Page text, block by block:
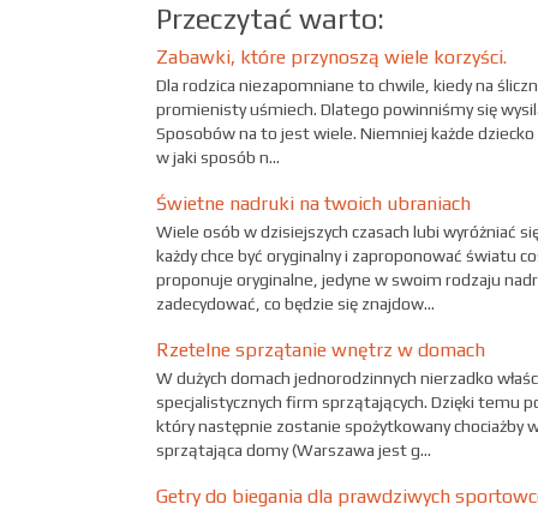
Przeczytać warto:
Zabawki, które przynoszą wiele korzyści.
Dla rodzica niezapomniane to chwile, kiedy na
promienisty uśmiech. Dlatego powinniśmy się
Sposobów na to jest wiele. Niemniej każde
w jaki sposób n...
Świetne nadruki na twoich ubraniach
Wiele osób w dzisiejszych czasach lubi wyróżniać
każdy chce być oryginalny i zaproponować światu
proponuje oryginalne, jedyne w swoim rodzaju
zadecydować, co będzie się znajdow...
Rzetelne sprzątanie wnętrz w domach
W dużych domach jednorodzinnych nierzadko
specjalistycznych firm sprzątających. Dzięki temu
który następnie zostanie spożytkowany chociażby
sprzątająca domy (Warszawa jest g...
Getry do biegania dla prawdziwych